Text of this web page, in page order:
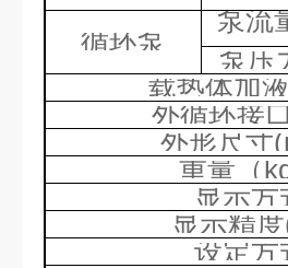
循环泵
泵流
泵压
载热体加
外循环接
外形尺寸
重量（
显示方
显示精度
设定方